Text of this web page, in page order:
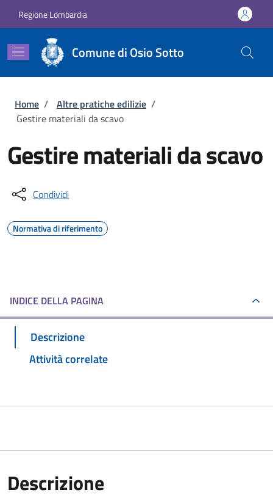
Regione Lombardia
Comune di Osio Sotto
Briciole di pane
Home / Altre pratiche edilizie /
Gestire materiali da scavo
Gestire materiali da scavo
Condividi
Normativa di riferimento
INDICE DELLA PAGINA
Descrizione
Attività correlate
Descrizione